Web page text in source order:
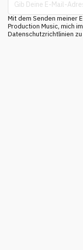
Mit dem Senden meiner
Production Music, mich
Datenschutzrichtlinien